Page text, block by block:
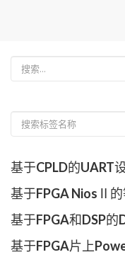
基于CPLD的UART
基于FPGA NiosⅡ
基于FPGA和DSP的
基于FPGA片上